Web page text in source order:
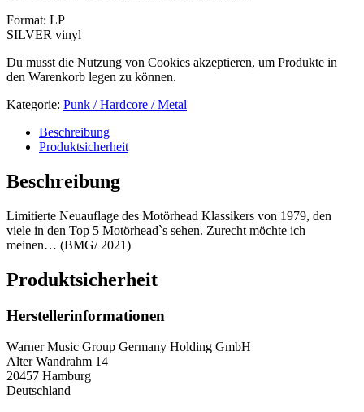
Format: LP
SILVER vinyl
Du musst die Nutzung von Cookies akzeptieren, um Produkte in
den Warenkorb legen zu können.
Kategorie: Punk / Hardcore / Metal
Beschreibung
Produktsicherheit
Beschreibung
Limitierte Neuauflage des Motörhead Klassikers von 1979, den
viele in den Top 5 Motörhead`s sehen. Zurecht möchte ich
meinen… (BMG/ 2021)
Produktsicherheit
Herstellerinformationen
Warner Music Group Germany Holding GmbH
Alter Wandrahm 14
20457 Hamburg
Deutschland